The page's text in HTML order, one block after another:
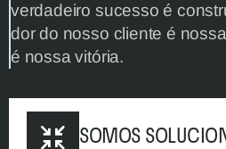
verdadeiro sucesso é
dor do nosso cliente é
é nossa vitória.
SOMOS